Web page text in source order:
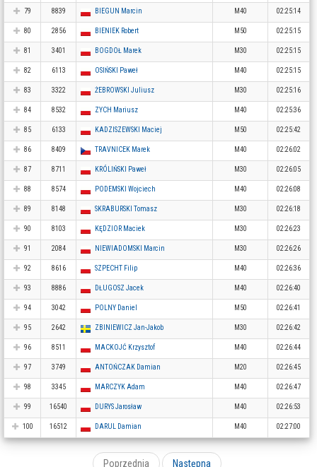
79 8839 BIEGUN Marcin M40 02:25:14
80 2856 BIENIEK Robert M50 02:25:15
81 3401 BOGDOŁ Marek M30 02:25:15
82 6113 OSIŃSKI Paweł M40 02:25:15
83 3322 ŻEBROWSKI Juliusz M30 02:25:16
84 8532 ZYCH Mariusz M40 02:25:36
85 6133 KADZISZEWSKI Maciej M50 02:25:42
86 8409 TRAVNICEK Marek M40 02:26:02
87 8711 KRÓLIŃSKI Paweł M30 02:26:05
88 8574 PODEMSKI Wojciech M40 02:26:08
89 8148 SKRABURSKI Tomasz M30 02:26:18
90 8103 KĘDZIOR Maciek M30 02:26:23
91 2084 NIEWIADOMSKI Marcin M30 02:26:26
92 8616 SZPECHT Filip M40 02:26:36
93 8886 DŁUGOSZ Jacek M40 02:26:40
94 3042 POLNY Daniel M50 02:26:41
95 2642 ZBINIEWICZ Jan-Jakob M30 02:26:42
96 8511 MACKOJĆ Krzysztof M40 02:26:44
97 3749 ANTOŃCZAK Damian M20 02:26:45
98 3345 MARCZYK Adam M40 02:26:47
99 16540 DURYS Jarosław M40 02:26:53
100 16512 DARUL Damian M40 02:27:00
Poprzednia Następna